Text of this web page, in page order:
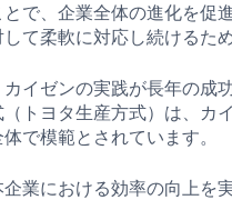
で、企業全体の進化を促
て柔軟に対応し続けるた
イゼンの実践が長年の成
トヨタ生産方式）は、カ
で模範とされています。
業における効率の向上を